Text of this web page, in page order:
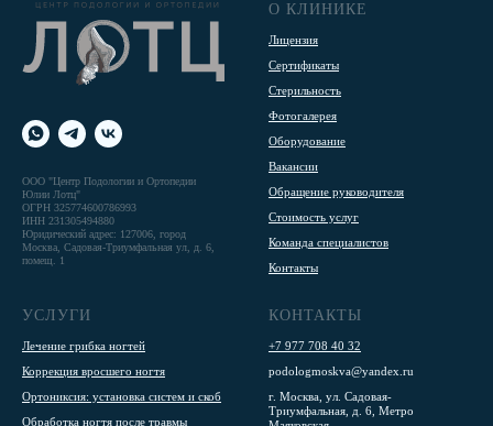
ООО "Центр Подологии и Ортопедии
Юлии Лотц"
ОГРН 325774600786993
ИНН 231305494880
Юридический адрес: 127006, город
Москва, Садовая-Триумфальная ул, д. 6,
помещ. 1
О КЛИНИКЕ
Лицензия
Сертификаты
Стерильность
Фотогалерея
Оборудование
Вакансии
Обращение руководителя
Стоимость услуг
Команда специалистов
Контакты
УСЛУГИ
Лечение грибка ногтей
Коррекция вросшего ногтя
Ортониксия: установка систем и скоб
Обработка ногтя после травмы
КОНТАКТЫ
+7 977 708 40 32
podologmoskva@yandex.ru
г. Москва, ул. Садовая-
Триумфальная, д. 6, Метро